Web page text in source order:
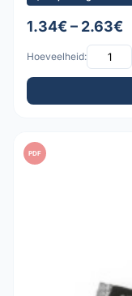
1.34€ – 2.63€
Hoeveelheid:
PDF